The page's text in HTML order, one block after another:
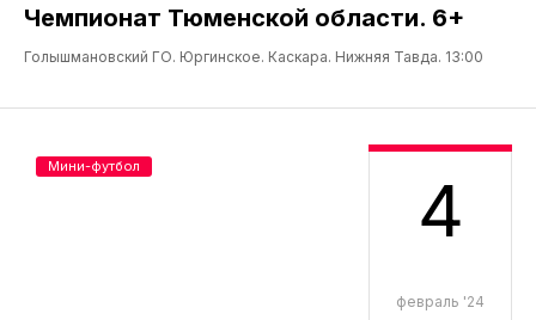
Чемпионат Тюменской области. 6+
Голышмановский ГО. Юргинское. Каскара. Нижняя Тавда. 13:00
4
февраль '24
Мини-футбол